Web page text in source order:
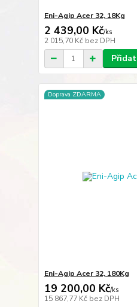
Eni-Agip Acer 32, 18Kg
2 439,00 Kč/ks
2 015,70 Kč bez DPH
Doprava ZDARMA
Eni-Agip Acer 32, 180Kg
19 200,00 Kč/ks
15 867,77 Kč bez DPH